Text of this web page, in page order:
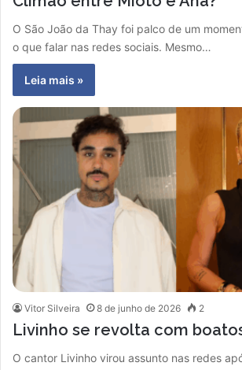
O São João da Thay foi palco de um
o que falar nas redes sociais. Mesmo…
Leia mais »
Vitor Silveira 8 de junho de 2026 2
Livinho se revolta com
O cantor Livinho virou assunto nas redes